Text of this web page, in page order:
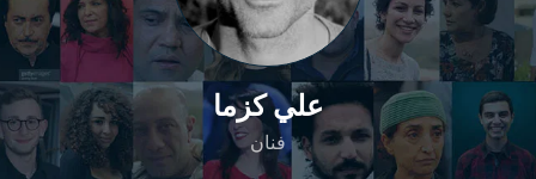
علي كزما
فنان